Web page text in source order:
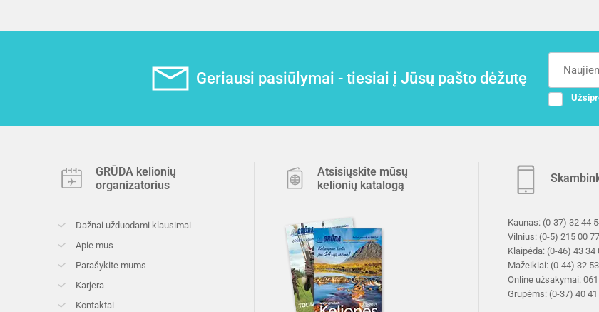
Geriausi pasiūlymai - tiesiai į Jūsų pašto dėžutę
GRŪDA kelionių
organizatorius
Dažnai užduodami klausimai
Apie mus
Parašykite mums
Karjera
Kontaktai
Atsisiųskite mūsų
kelionių katalogą
Kaunas: (0-37) 32 44
Vilnius: (0-5) 215 00 77
Klaipėda: (0-46) 43 34
Mažeikiai: (0-44) 32
Online užsakymai:
Grupėms: (0-37) 40